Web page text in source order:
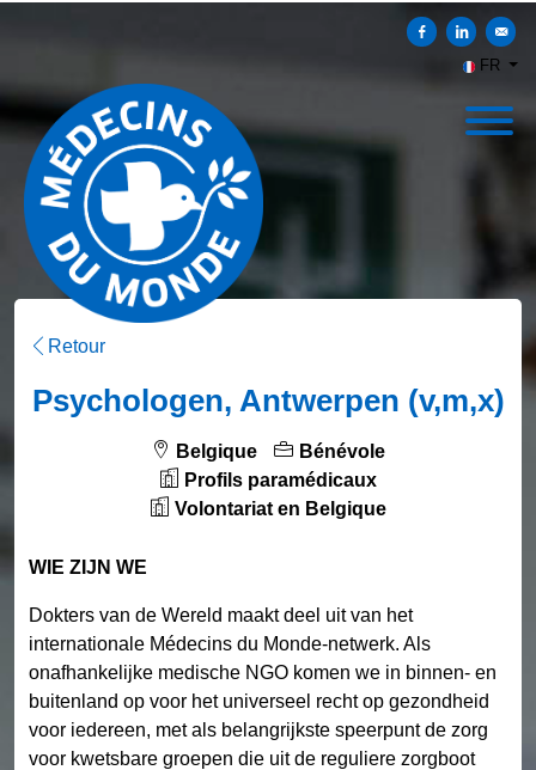
Partager surPartager
FR
Retour
Psychologen, Antwerpen (v,m,x)
Belgique
Bénévole
Profils paramédicaux
Volontariat en Belgique
WIE ZIJN WE
Dokters van de Wereld maakt deel uit van het
internationale Médecins du Monde-netwerk. Als
onafhankelijke medische NGO komen we in binnen- en
buitenland op voor het universeel recht op gezondheid
voor iedereen, met als belangrijkste speerpunt de zorg
voor kwetsbare groepen die uit de reguliere zorgboot